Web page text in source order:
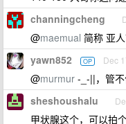
channingcheng
@maemual 简称 亚人
yawn852 OP Dec
@murmur -_-||，管
sheshoushalu
甲状腺这个，可以拍